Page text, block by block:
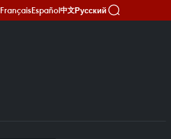
FrançaisEspañol中文Русский